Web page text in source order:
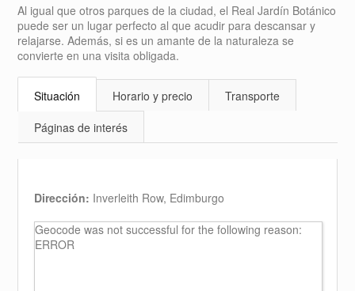
Al igual que otros parques de la ciudad, el Real Jardín Botánico
puede ser un lugar perfecto al que acudir para descansar y
relajarse. Además, si es un amante de la naturaleza se
convierte en una visita obligada.
Situación Horario y precio
Transporte
Páginas de interés
Dirección: Inverleith Row, Edimburgo
Geocode was not successful for the following reason:
ERROR